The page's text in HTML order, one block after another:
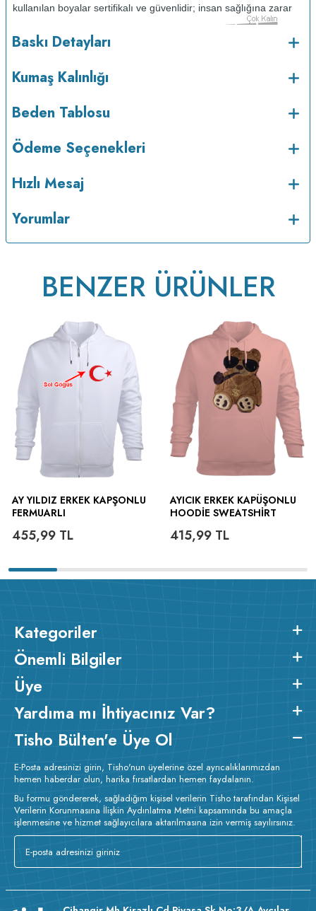
kullanılan boyalar sertifikalı ve güvenlidir; insan sağlığına zarar
vermez.
Kumaş Kalınlığı :
Bakım : Kısa programda maksimum 30
kurutulmaz.Orta ısıda ve tersten ütülenir.
Baskı Detayları
Kumaş Kalınlığı
Beden Tablosu
Ödeme Seçenekleri
Hızlı Mesaj
Yorumlar
BENZER ÜRÜNLER
AY YILDIZ ERKEK KAPŞONLU
FERMUARLI
455,99 TL
AYICIK ERKEK KAPÜŞONLU
HOODIE SWEATSHIRT
415,99TL
Kategoriler
Önemli Bilgiler
Üye
Yardıma mı İhtiyacınız Var?
Tisho Bülten'e Üye Ol
E-Posta adresinizi girin, Tisho'nun üyelerine özel ayrıcalıklarımızdan
hemen haberdar olun, harika fırsatlardan hemen faydalanın.
Bu formu göndererek, sağladığım kişisel verilerin Tisho tarafından Kişisel
Verilerin Korunmasına İlişkin Aydınlatma Metni kapsamında bu amaçla
işlenmesine ve hizmet sağlayıcılara aktarılmasına izin vermiş sayılırsınız.